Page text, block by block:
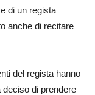
di un regista
anche di recitare
del regista hanno
deciso di prendere